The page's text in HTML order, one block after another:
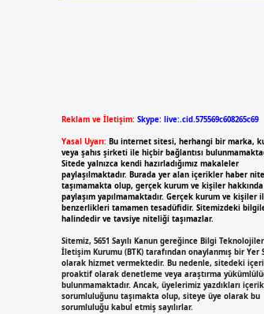
Reklam ve İletişim: Skype: live:.cid.575569c608265c69
Yasal Uyarı: Bu internet sitesi, herhangi bir marka,
veya şahıs şirketi ile hiçbir bağlantısı
Sitede yalnızca kendi hazırladığımız makaleler
paylaşılmaktadır. Burada yer alan içerikler haber
taşımamakta olup, gerçek kurum ve kişiler hakkında
paylaşım yapılmamaktadır. Gerçek kurum ve kişiler
benzerlikleri tamamen tesadüfidir. Sitemizdeki
halindedir ve tavsiye niteliği taşımazlar.
Sitemiz, 5651 Sayılı Kanun gereğince Bilgi
İletişim Kurumu (BTK) tarafından onaylanmış bir Yer
olarak hizmet vermektedir. Bu nedenle, sitedeki
proaktif olarak denetleme veya araştırma
bulunmamaktadır. Ancak, üyelerimiz yazdıkları
sorumluluğunu taşımakta olup, siteye üye olarak bu
sorumluluğu kabul etmiş sayılırlar.